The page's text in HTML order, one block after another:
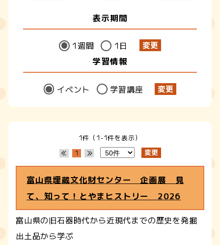
表示期間
1週間 1日
学習情報
イベント 学習講座
1件（1-1件を表示）
1
富山県埋蔵文化財センター 企画展 見
て、知って！とやまヒストリー 2026
富山県の旧石器時代から近現代までの歴史を発掘
出土品から学ぶ